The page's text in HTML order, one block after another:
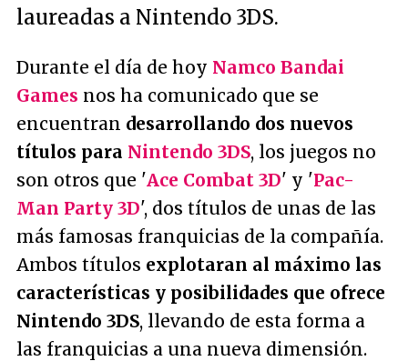
laureadas a Nintendo 3DS.
Durante el día de hoy Namco Bandai
Games nos ha comunicado que se
encuentran desarrollando dos nuevos
títulos para Nintendo 3DS, los juegos no
son otros que 'Ace Combat 3D' y 'Pac-
Man Party 3D', dos títulos de unas de las
más famosas franquicias de la compañía.
Ambos títulos explotaran al máximo las
características y posibilidades que ofrece
Nintendo 3DS, llevando de esta forma a
las franquicias a una nueva dimensión.